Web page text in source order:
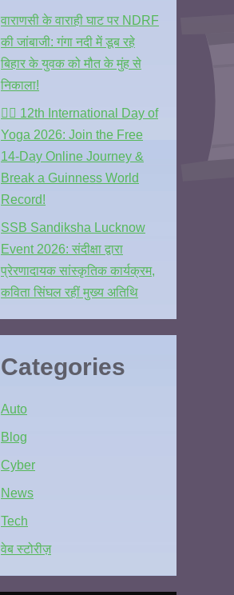
वाराणसी के वाराही घाट पर NDRF
की जांबाजी: गंगा नदी में डूब रहे
बिहार के युवक को मौत के मुंह से
निकाला!
🧘‍♂️ 12th International Day of
Yoga 2026: Join the Free
14-Day Online Journey &
Break a Guinness World
Record!
SSB Sandiksha Lucknow
Event 2026: संदीक्षा द्वारा
प्रेरणादायक सांस्कृतिक कार्यक्रम,
कविता सिंघल रहीं मुख्य अतिथि
Categories
Auto
Blog
Cyber
News
Tech
वेब स्टोरीज़